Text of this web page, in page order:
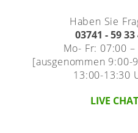
Haben Sie
03741 - 59 33
Mo- Fr: 07:00
[ausgenommen 9:00-
13:00-13:30
LIVE CHAT